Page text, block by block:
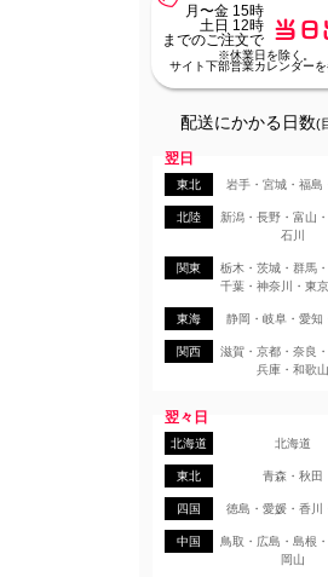
月〜金 15時
土日 12時
までのご注文で
当
※休業日を除く。
サイト下部営業カレンダーを
配送にかかる日数(
翌日
東北 岩手・宮城・福島
北陸
新潟・長野・富山・
石川
関東
栃木・茨城・群馬・
千葉・神奈川・東
東海 静岡・岐阜・愛知
関西
滋賀・京都・奈良・
兵庫・和歌山
翌々日
北海道 北海道
東北 青森・秋田
四国 徳島・愛媛・香川
中国
鳥取・広島・島根
岡山